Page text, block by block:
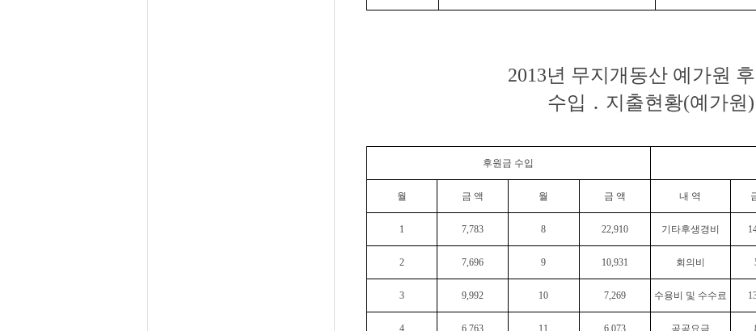
2013년 무지개동산 예가원
수입 ․ 지출현황(예가원)
후원금 수입
월 금 액 월 금 액 내 역
1 7,783 8 22,910 기타후생경비
2 7,696 9 10,931 회의비
3 9,992 10 7,269 수용비 및 수수료
4 6,763 11 6,073 공공요금